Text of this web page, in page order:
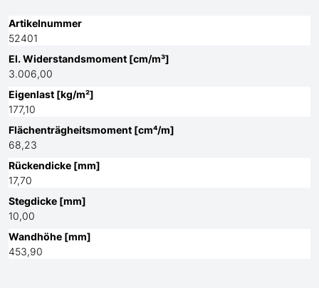
Artikelnummer
52401
El. Widerstandsmoment [cm/m³]
3.006,00
Eigenlast [kg/m²]
177,10
Flächenträgheitsmoment [cm⁴/m]
68,23
Rückendicke [mm]
17,70
Stegdicke [mm]
10,00
Wandhöhe [mm]
453,90